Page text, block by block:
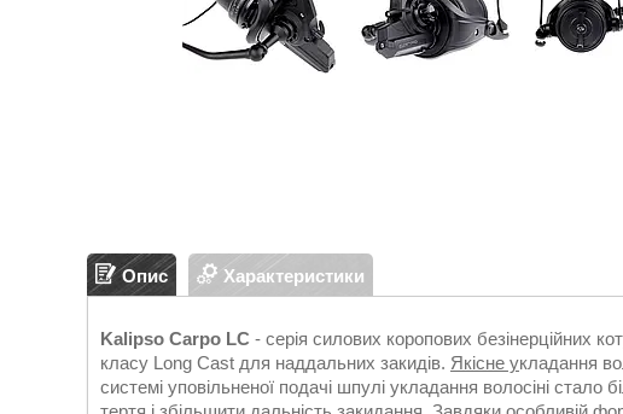
Опис Характеристики
Kalipso Carpo LC - серія силових коропових безінерційних
класу Long Cast для наддальних закидів. Якісне укладання
системі уповільненої подачі шпулі укладання волосіні стало